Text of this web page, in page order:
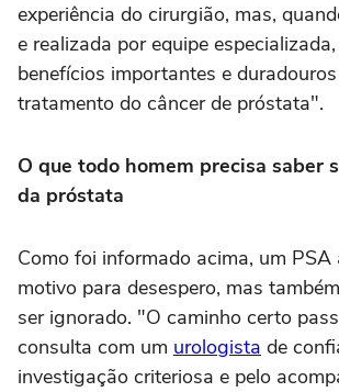
experiência do cirurgião, mas,
e realizada por equipe
benefícios importantes e
tratamento do câncer de próstata".
O que todo homem precisa saber
da próstata
Como foi informado acima, um PSA
motivo para desespero, mas
ser ignorado. "O caminho certo
consulta com um urologista de
investigação criteriosa e pelo